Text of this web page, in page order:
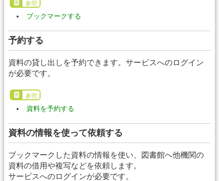
参照
ブックマークする
予約する
資料の貸し出しを予約できます。サービスへのログイン
が必要です。
参照
資料を予約する
資料の情報を使って依頼する
ブックマークした資料の情報を使い、図書館へ他機関の
資料の借用や複写などを依頼します。
サービスへのログインが必要です。